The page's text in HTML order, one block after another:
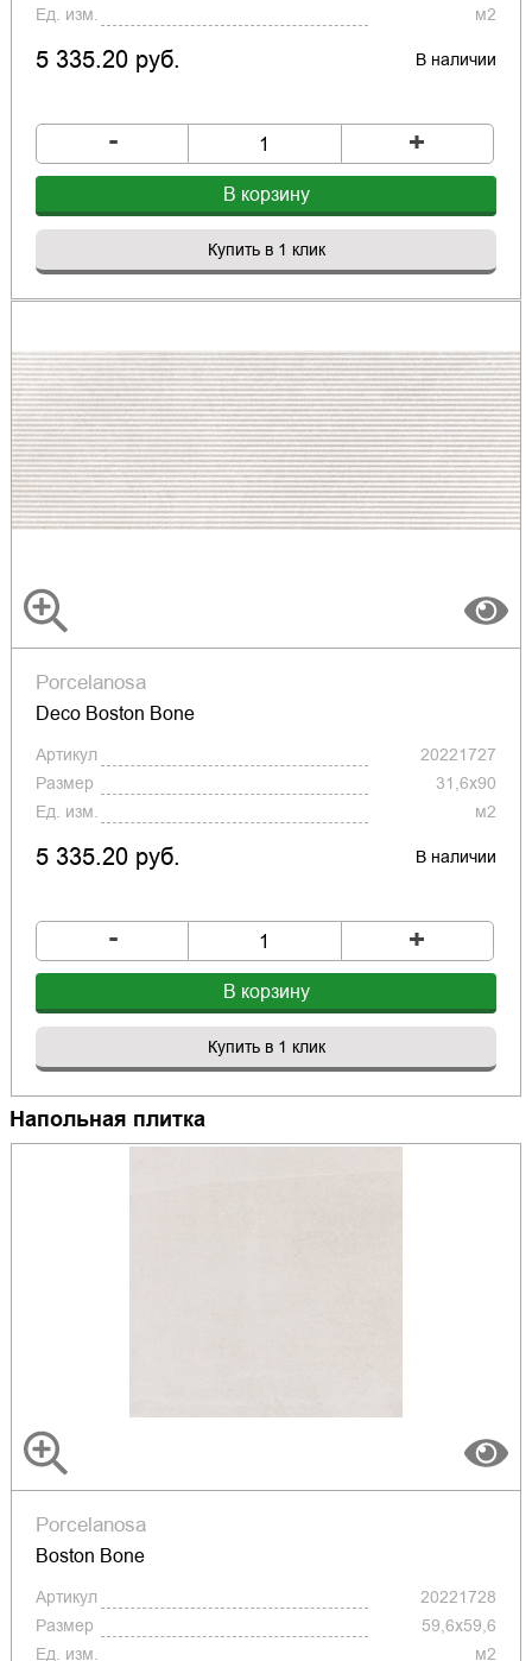
Ед. изм.
м2
5 335.20 руб. В наличии
- +
В корзину
Купить в 1 клик
Porcelanosa
Deco Boston Bone
Артикул
20221727
Размер
31,6x90
Ед. изм.
м2
5 335.20 руб. В наличии
- +
В корзину
Купить в 1 клик
Напольная плитка
Porcelanosa
Boston Bone
Артикул
20221728
Размер
59,6x59,6
Ед. изм.
м2